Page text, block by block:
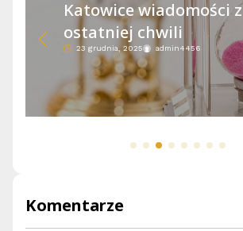
Katowice wiadomości z
ostatniej chwili
23 grudnia, 2025 admin4456
Komentarze